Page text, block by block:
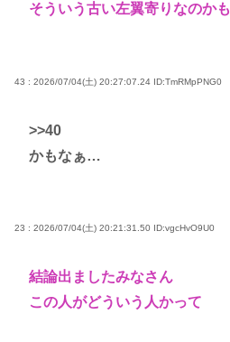
そういう古い左翼寄りなのか
43 : 2026/07/04(土) 20:27:07.24 ID:TmRMpPNG0
>>40
かもなぁ…
23 : 2026/07/04(土) 20:21:31.50 ID:vgcHvO9U0
結論出ましたみなさん
この人がどういう人かって